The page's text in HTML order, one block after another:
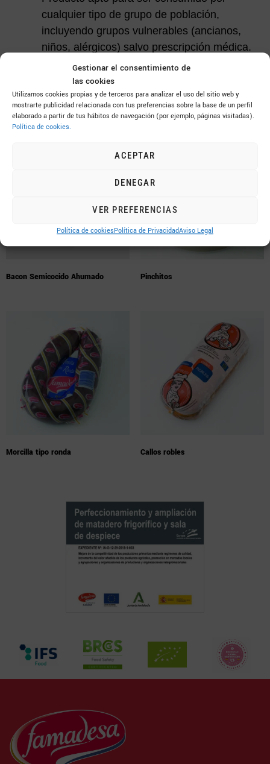
Gestionar el consentimiento de
las cookies
Utilizamos cookies propias y de terceros para analizar el uso del sitio web y
mostrarte publicidad relacionada con tus preferencias sobre la base de un perfil
elaborado a partir de tus hábitos de navegación (por ejemplo, páginas visitadas).
Política de cookies.
ACEPTAR
DENEGAR
VER PREFERENCIAS
Política de cookiesPolítica de PrivacidadAviso Legal
cualquier tipo de grupo de población,
incluyendo grupos vulnerables (ancianos,
niños, alérgicos) salvo prescripción médica.
[/vc_column][/vc_row]
Productos relacionados
Bacon Semicocido Ahumado Pinchitos
Morcilla tipo ronda Callos robles